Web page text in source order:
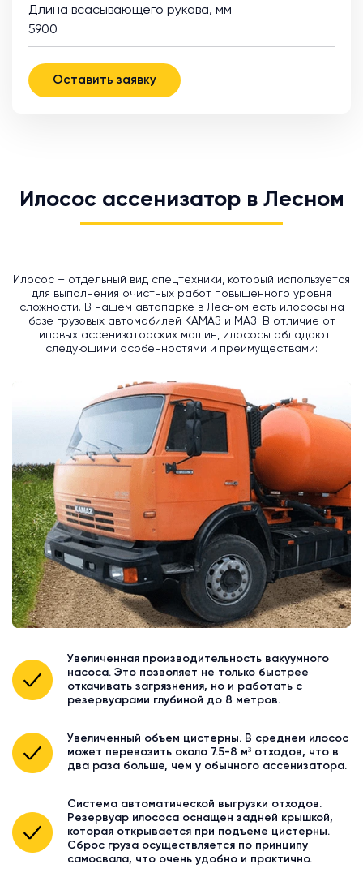
Длина всасывающего рукава, мм
5900
Оставить заявку
Илосос ассенизатор в Лесном
Илосос – отдельный вид спецтехники, который используется
для выполнения очистных работ повышенного уровня
сложности. В нашем автопарке в Лесном есть илососы на
базе грузовых автомобилей КАМАЗ и МАЗ. В отличие от
типовых ассенизаторских машин, илососы обладают
следующими особенностями и преимуществами:
Увеличенная производительность вакуумного
насоса. Это позволяет не только быстрее
откачивать загрязнения, но и работать с
резервуарами глубиной до 8 метров.
Увеличенный объем цистерны. В среднем илосос
может перевозить около 7.5-8 м³ отходов, что в
два раза больше, чем у обычного ассенизатора.
Система автоматической выгрузки отходов.
Резервуар илососа оснащен задней крышкой,
которая открывается при подъеме цистерны.
Сброс груза осуществляется по принципу
самосвала, что очень удобно и практично.